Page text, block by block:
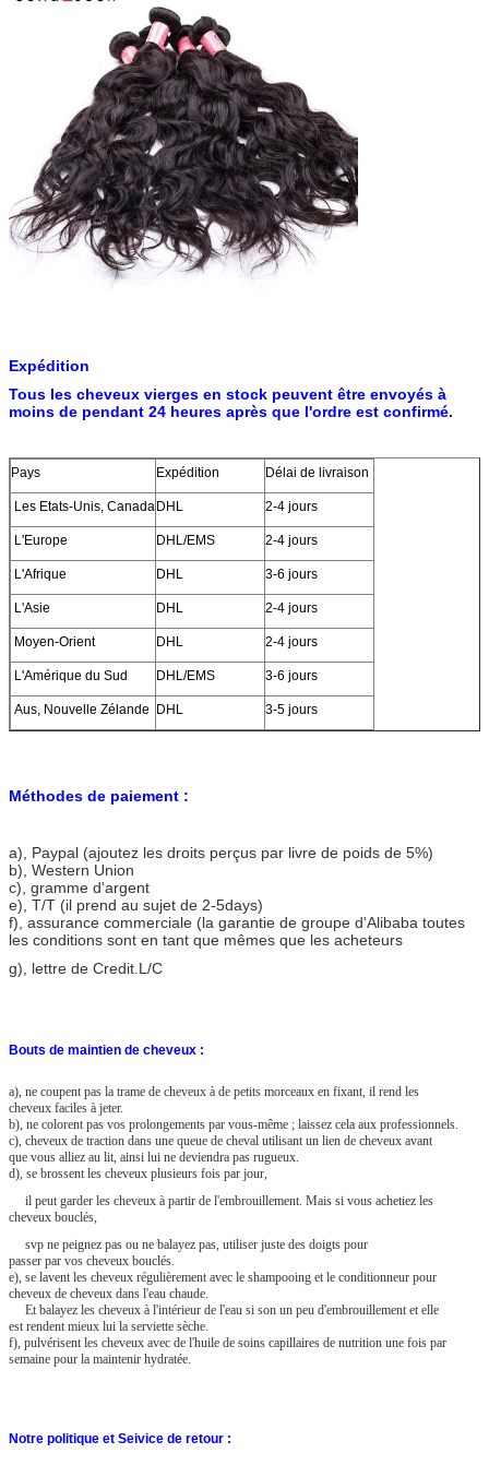
Expédition
Tous les cheveux vierges en stock peuvent être envoyés à
moins de pendant 24 heures après que l'ordre est confirmé.
Pays Expédition Délai de livraison
Les Etats-Unis, CanadaDHL 2-4 jours
L'Europe DHL/EMS 2-4 jours
L'Afrique DHL 3-6 jours
L'Asie DHL 2-4 jours
Moyen-Orient DHL 2-4 jours
L'Amérique du Sud DHL/EMS 3-6 jours
Aus, Nouvelle Zélande DHL 3-5 jours
Méthodes de paiement :
a) , Paypal (ajoutez les droits perçus par livre de poids de 5%)
b), Western Union
c), gramme d'argent
e), T/T (il prend au sujet de 2-5days)
f), assurance commerciale (la garantie de groupe d'Alibaba toutes
les conditions sont en tant que mêmes que les acheteurs
g), lettre de Credit.L/C
Bouts de maintien de cheveux :
a), ne coupent pas la trame de cheveux à de petits morceaux en fixant, il rend les
cheveux faciles à jeter.
b), ne colorent pas vos prolongements par vous-même ; laissez cela aux professionnels.
c), cheveux de traction dans une queue de cheval utilisant un lien de cheveux avant
que vous alliez au lit, ainsi lui ne deviendra pas rugueux.
d), se brossent les cheveux plusieurs fois par jour,
il peut garder les cheveux à partir de l'embrouillement. Mais si vous achetiez les
cheveux bouclés,
svp ne peignez pas ou ne balayez pas, utiliser juste des doigts pour
passer par vos cheveux bouclés.
e), se lavent les cheveux régulièrement avec le shampooing et le conditionneur pour
cheveux de cheveux dans l'eau chaude.
Et balayez les cheveux à l'intérieur de l'eau si son un peu d'embrouillement et elle
est rendent mieux lui la serviette sèche.
f), pulvérisent les cheveux avec de l'huile de soins capillaires de nutrition une fois par
semaine pour la maintenir hydratée.
Notre politique et Seivice de retour :